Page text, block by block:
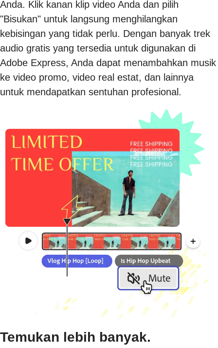
Anda. Klik kanan klip video Anda dan pilih
"Bisukan" untuk langsung menghilangkan
kebisingan yang tidak perlu. Dengan banyak trek
audio gratis yang tersedia untuk digunakan di
Adobe Express, Anda dapat menambahkan musik
ke video promo, video real estat, dan lainnya
untuk mendapatkan sentuhan profesional.
Temukan lebih banyak.